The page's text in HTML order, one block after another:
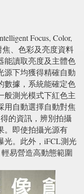
Focus, Color,
焦、色彩及亮度資料
能讀取亮度及主體色
源下均獲得精確自動
數據，系統能確定色
般測光模式下紅色主
用自動選擇自動對焦
的資訊，辨別拍攝
。即使拍攝光源有
光。此外，iFCL測光
易營造高動態範圍